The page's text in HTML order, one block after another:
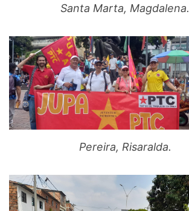
Santa Marta, Magdalena.
Pereira, Risaralda.